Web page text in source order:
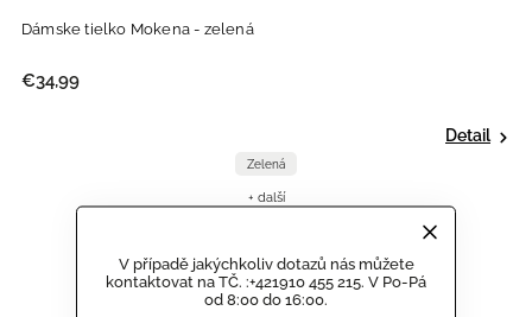
V případě jakýchkoliv dotazů nás můžete
kontaktovat na TČ. :+421910 455 215. V Po-Pá
od 8:00 do 16:00.
Dámske tielko Mokena - zelená
€34,99
Detail
Zelená
+ další